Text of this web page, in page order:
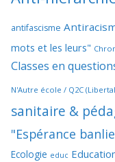
antifascisme
mots et les leurs"
Classes en
N'Autre école / Q2C
sanitaire &
"Espérance
Ecologie educ